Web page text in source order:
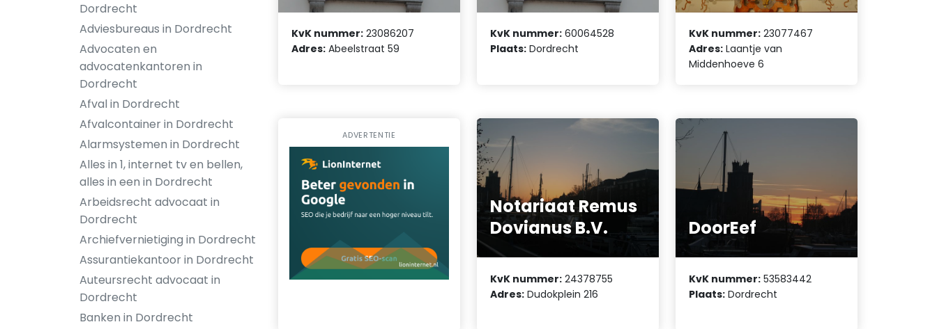
Dordrecht
Adviesbureaus in Dordrecht
Advocaten en
advocatenkantoren in
Dordrecht
Afval in Dordrecht
Afvalcontainer in Dordrecht
Alarmsystemen in Dordrecht
Alles in 1, internet tv en bellen,
alles in een in Dordrecht
Arbeidsrecht advocaat in
Dordrecht
Archiefvernietiging in Dordrecht
Assurantiekantoor in Dordrecht
Auteursrecht advocaat in
Dordrecht
Banken in Dordrecht
KvK nummer: 23086207
Adres: Abeelstraat 59
KvK nummer: 60064528
Plaats: Dordrecht
KvK nummer: 23077467
Adres: Laantje van
Middenhoeve 6
ADVERTENTIE
Notariaat Remus
Dovianus B.V.
KvK nummer: 24378755
Adres: Dudokplein 216
DoorEef
KvK nummer: 53583442
Plaats: Dordrecht